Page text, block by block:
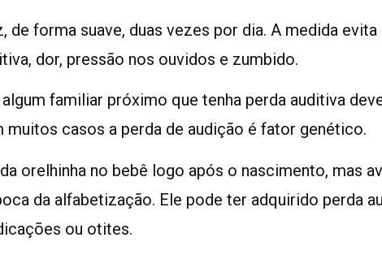
de forma suave, duas vezes por dia. A medida
dor, pressão nos ouvidos e zumbido.
familiar próximo que tenha perda auditiva
muitos casos a perda de audição é fator genético.
orelhinha no bebê logo após o nascimento, mas
da alfabetização. Ele pode ter adquirido perda
ou otites.